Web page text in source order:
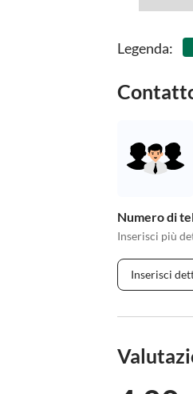
Legenda:
Numero di
Inserisci più
Inserisci